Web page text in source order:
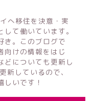
へ移住を決意・実
て働いています。
き。このブログで
向けの情報をはじ
どについても更新し
新しているので、
いです！